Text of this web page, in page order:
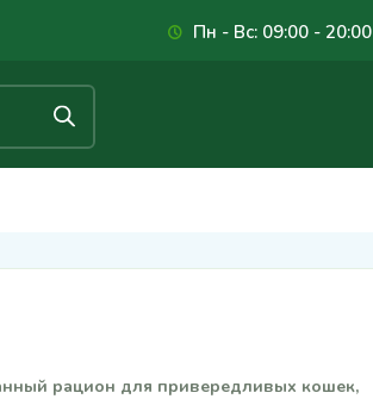
Пн - Вс: 09:00 - 20:00
рацион для привередливых кошек,